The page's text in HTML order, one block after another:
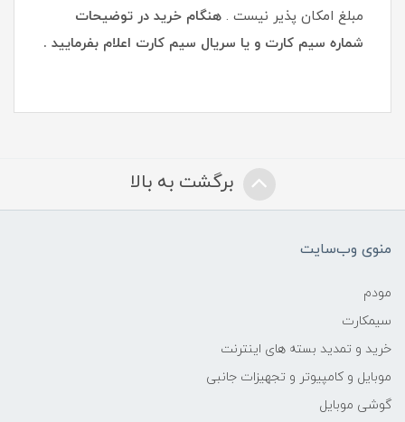
مبلغ امکان پذیر نیست . هنگام خرید در توضیحات
شماره سیم کارت و یا سریال سیم کارت اعلام بفرمایید .
برگشت به بالا
منوی وب‌سایت
مودم
سیمکارت
خرید و تمدید بسته های اینترنت
موبایل و کامپیوتر و تجهیزات جانبی
گوشی موبایل